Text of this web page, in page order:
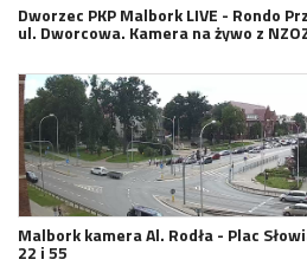
Dworzec PKP Malbork LIVE - Rondo
ul. Dworcowa. Kamera na żywo z
Malbork kamera Al. Rodła - Plac
22 i 55